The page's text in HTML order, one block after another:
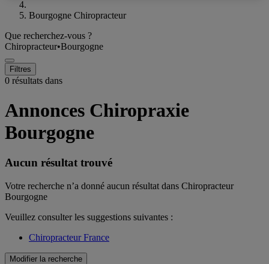
Bourgogne Chiropracteur
Que recherchez-vous ?
Chiropracteur•Bourgogne
Filtres
0 résultats dans
Annonces Chiropraxie
Bourgogne
Aucun résultat trouvé
Votre recherche n’a donné aucun résultat dans Chiropracteur
Bourgogne
Veuillez consulter les suggestions suivantes :
Chiropracteur France
Modifier la recherche